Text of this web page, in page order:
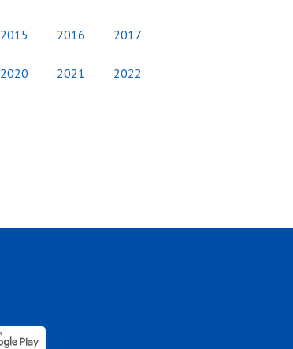
2015 2016 2017
2020 2021 2022